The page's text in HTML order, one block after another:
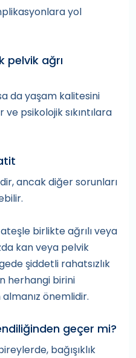
yol
ağrı
da yaşam kalitesini
psikolojik sıkıntılara
ancak diğer sorunları
birlikte ağrılı veya
kan veya pelvik
şiddetli rahatsızlık
herhangi birini
almanız önemlidir.
geçer mi?
bağışıklık